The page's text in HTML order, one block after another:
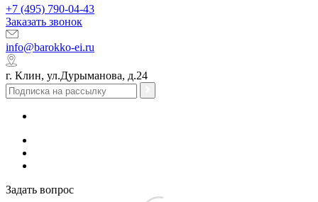
+7 (495) 790-04-43
Заказать звонок
info@barokko-ei.ru
г. Клин, ул.Дурыманова, д.24
Задать вопрос